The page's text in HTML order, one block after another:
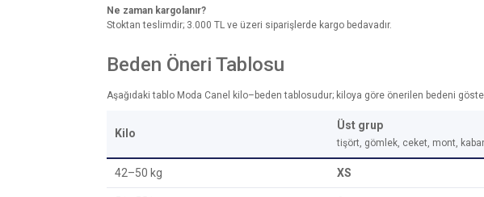
Ne zaman kargolanır?
Stoktan teslimdir; 3.000 TL ve üzeri siparişlerde kargo bedavadır.
Beden Öneri Tablosu
Aşağıdaki tablo Moda Canel kilo–beden tablosudur; kiloya göre önerilen bedeni
Kilo
Üst grup
tişört, gömlek, ceket, mont,
42–50 kg XS